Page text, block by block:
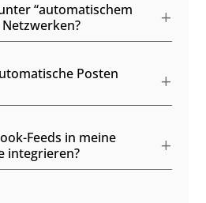
“automatischem
Posten
Feeds in meine
integrieren?